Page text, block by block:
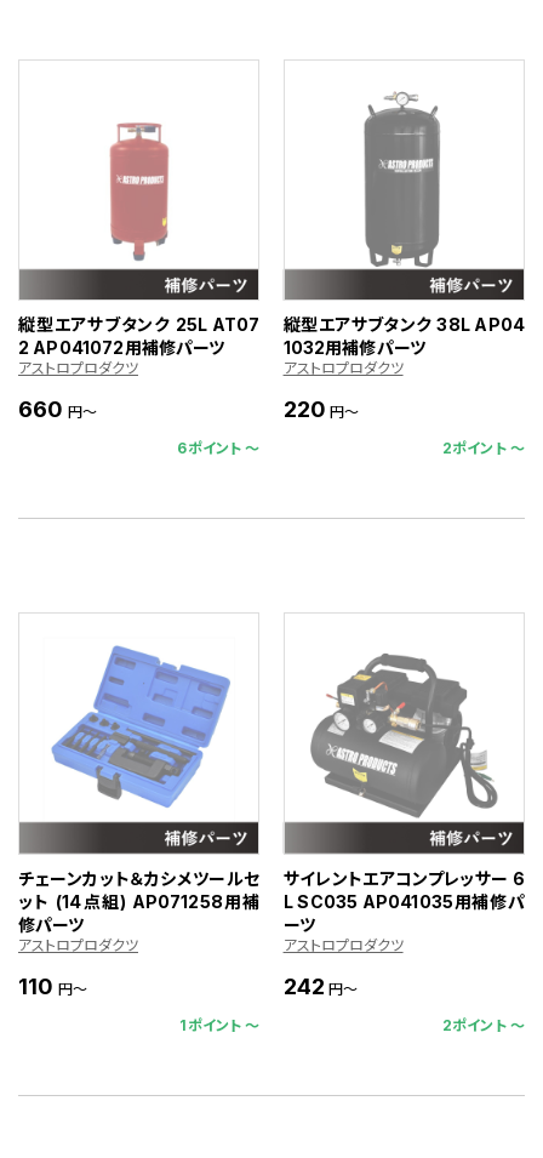
縦型エアサブタンク 25L AT07
2 AP041072用補修パーツ
アストロプロダクツ
660 円～
6ポイント 〜
縦型エアサブタンク 38L AP04
1032用補修パーツ
アストロプロダクツ
220 円～
2ポイント 〜
チェーンカット＆カシメツールセ
ット (14点組) AP071258用補
修パーツ
アストロプロダクツ
110 円～
1ポイント 〜
サイレントエアコンプレッサー 6
L SC035 AP041035用補修パ
ーツ
アストロプロダクツ
242 円～
2ポイント 〜